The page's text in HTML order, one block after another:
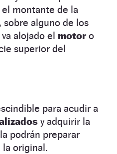
montante de la
sobre alguno de los
alojado el motoro
superior del
para acudir a
y adquirir la
podrán preparar
original.